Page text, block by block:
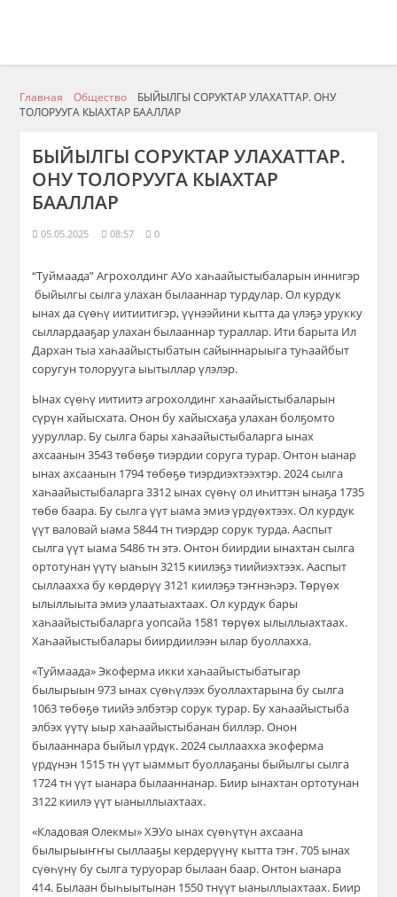
Главная Общество
БЫЙЫЛГЫ СОРУКТАР УЛАХАТТАР. ОНУ
ТОЛОРУУГА КЫАХТАР БААЛЛАР
БЫЙЫЛГЫ СОРУКТАР УЛАХАТТАР.
ОНУ ТОЛОРУУГА КЫАХТАР
БААЛЛАР
05.05.2025 08:57 0
“Туймаада” Агрохолдинг АУо хаһаайыстыбаларын иннигэр
быйылгы сылга улахан былааннар турдулар. Ол курдук
ынах да сүөһү иитиитигэр, үүнээйини кытта да үлэҕэ урукку
сыллардааҕар улахан былааннар тураллар. Ити барыта Ил
Дархантыа хаһаайыстыбатын сайыннарыыга туһаайбыт
соругун толорууга ыытыллар үлэлэр.
Ынах сүөһү иитиитэ агрохолдинг хаһаайыстыбаларын
сүрүн хайысхата. Онон бу хайысхаҕаулахан болҕомто
ууруллар. Бу сылга бары хаһаайыстыбаларга ынах
ахсаанын 3543 төбөҕө тиэрдии соруга турар.Онтон ыанар
ынах ахсаанын 1794 төбөҕө тиэрдиэхтээхтэр.2024 сылга
хаһаайыстыбаларга 3312 ынах сүөһүол иһиттэн ынаҕа 1735
төбөбаара. Бу сылга үүт ыама эмиэ үрдүөхтээх. Ол курдук
үүт валовай ыама 5844 тн тиэрдэр сорук турда.Ааспыт
сылга үүт ыама 5486 тн этэ.Онтон биирдии ынахтан сылга
ортотунан үүтү ыаһын3215 киилэҕэ тиийиэхтээх.Ааспыт
сыллаахха бу көрдөрүү 3121 киилэҕэ тэҥнэһэрэ.Төрүөх
ылыллыыта эмиэ улаатыахтаах. Ол курдук бары
хаһаайыстыбаларгауопсайа 1581 төрүөх ылыллыахтаах.
Хаһаайыстыбалары биирдиилээн ылар буоллахха.
«Туймаада»Экоферма икки хаһаайыстыбатыгар
былырыын973 ынах сүөһүлээх буоллахтарына бу сылга
1063 төбөҕө тиийэ элбэтэр сорук турар. Бу хаһаайыстыба
элбэх үүтү ыыр хаһаайыстыбанан биллэр. Онон
былааннара быйыл үрдүк. 2024 сыллаахха экоферма
үрдүнэн 1515 тнүүт ыаммыт буоллаҕаны быйылгы сылга
1724 тн үүт ыанара былааннанар. Биир ынахтан ортотунан
3122 киилэ үүт ыаныллыахтаах.
«Кладовая Олекмы» ХЭУо ынах сүөһүтүн ахсаана
былырыыҥҥы сыллааҕы кердерүүнү кытта тэҥ. 705 ынах
сүөһүнүбу сылга туруорар былаан баар.Онтон ыанара
414. Былаанбыһыытынан 1550тнүүт ыаныллыахтаах. Биир